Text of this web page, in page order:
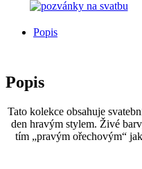
Popis
Popis
Tato kolekce obsahuje
den hravým stylem. Živé
tím „pravým ořechovým“